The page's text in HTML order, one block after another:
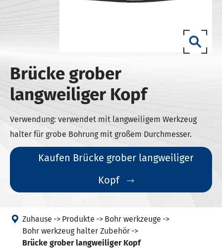
Brücke grober
langweiliger Kopf
Verwendung: verwendet mit langweiligem Werkzeug
halter für grobe Bohrung mit großem Durchmesser.
Kaufen Brücke grober langweiliger
Kopf

 Zuhause Produkte
Bohr werkzeuge
Bohr werkzeug halter Zubehör
Brücke grober langweiliger Kopf